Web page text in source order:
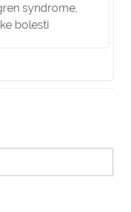
syndrome,
bolesti